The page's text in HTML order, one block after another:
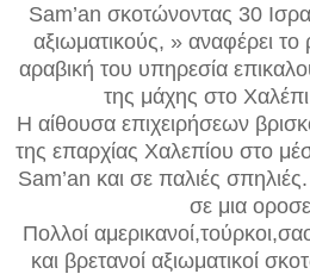
Sam’an σκοτώνοντας 30
αξιωματικούς, » αναφέρει
αραβική του υπηρεσία
της μάχης στο
Η αίθουσα επιχειρήσεων
της επαρχίας Χαλεπίου στο
Sam’an και σε παλιές
σε μια
Πολλοί
και βρετανοί αξιωματικοί